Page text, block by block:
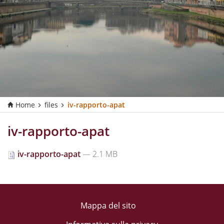
Home files iv-rapporto-apat
iv-rapporto-apat
iv-rapporto-apat— 2.1 MB
Mappa del sito